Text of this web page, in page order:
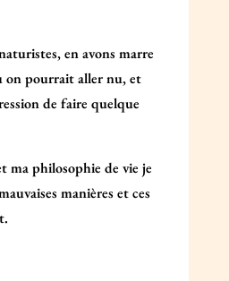
en avons marre
on pourrait aller nu, et
de faire quelque
ma philosophie de vie je
manières et ces